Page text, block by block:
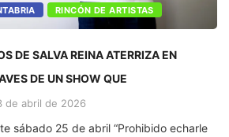
RINCÓN DE ARTISTAS
DE UN SHOW QUE
de abril de 2026
sábado 25 de abril “Prohibido echarle